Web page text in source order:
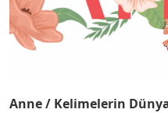
Anne / Kelimelerin